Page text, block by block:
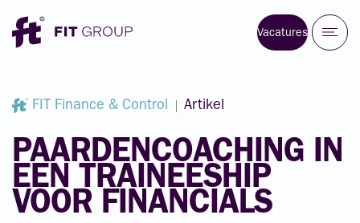
Vacatures
FIT Finance & Control Artikel
PAARDENCOACHING IN
EEN TRAINEESHIP
VOOR FINANCIALS